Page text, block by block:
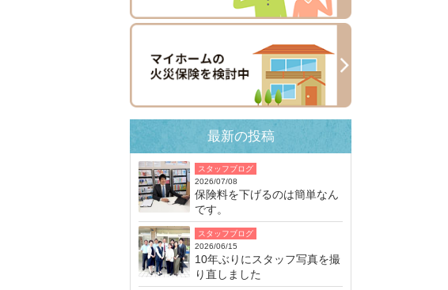
最新の投稿
スタッフブログ
2026/07/08
保険料を下げるのは簡単なん
です。
スタッフブログ
2026/06/15
10年ぶりにスタッフ写真を撮
り直しました